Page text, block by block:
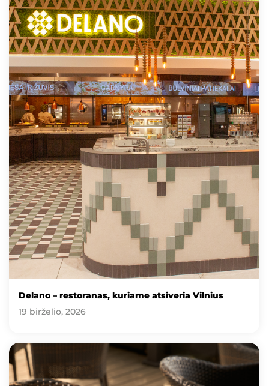
Delano – restoranas, kuriame atsiveria Vilnius
19 birželio, 2026